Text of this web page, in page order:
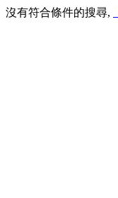
沒有符合條件的搜尋,